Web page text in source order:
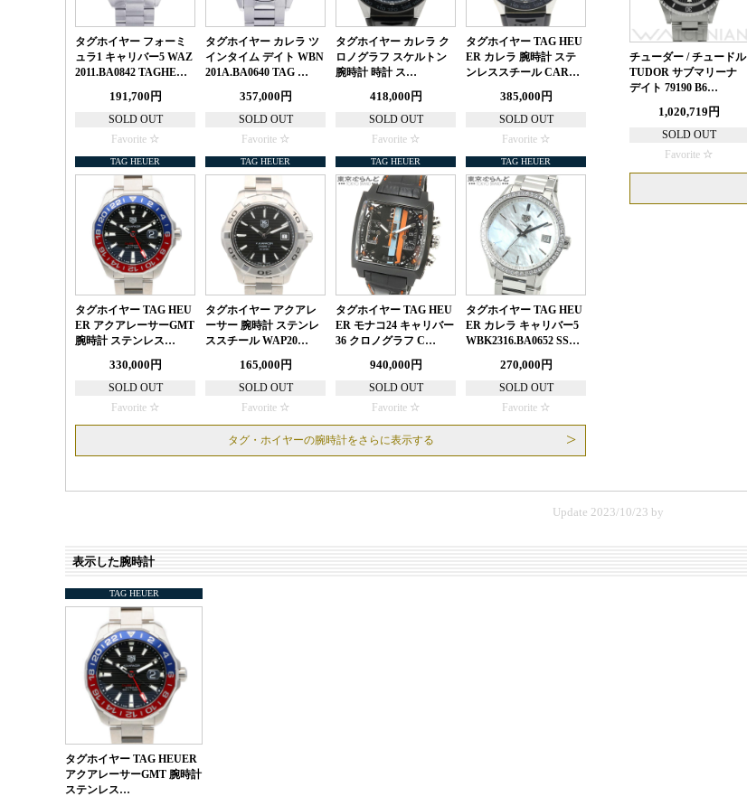
タグホイヤー フォーミ
ュラ1 キャリバー5 WAZ
2011.BA0842 TAGHE…
191,700円
SOLD OUT
Favorite
タグホイヤー カレラ ツ
インタイム デイト WBN
201A.BA0640 TAG …
357,000円
SOLD OUT
Favorite
タグホイヤー カレラ ク
ロノグラフ スケルトン
腕時計 時計 ス…
418,000円
SOLD OUT
Favorite
タグホイヤー TAG HEU
ER カレラ 腕時計 ステ
ンレススチール CAR…
385,000円
SOLD OUT
Favorite
TAG HEUER
タグホイヤー TAG HEU
ER アクアレーサーGMT
腕時計 ステンレス…
330,000円
SOLD OUT
Favorite
TAG HEUER
タグホイヤー アクアレ
ーサー 腕時計 ステンレ
ススチール WAP20…
165,000円
SOLD OUT
Favorite
TAG HEUER
タグホイヤー TAG HEU
ER モナコ24 キャリバー
36 クロノグラフ C…
940,000円
SOLD OUT
Favorite
TAG HEUER
タグホイヤー TAG HEU
ER カレラ キャリバー5
WBK2316.BA0652 SS…
270,000円
SOLD OUT
Favorite
タグ・ホイヤーの腕時計をさらに表示する
チューダー / チュードル
TUDOR サブマリーナ
デイト 79190 B6…
1,020,719円
SOLD OUT
Favorite
Update 2023/10/23 by
表示した腕時計
TAG HEUER
タグホイヤー TAG HEUER
アクアレーサーGMT 腕時計
ステンレス…